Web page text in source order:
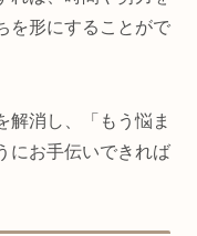
を形にすることがで
解消し、「もう悩ま
にお手伝いできれば